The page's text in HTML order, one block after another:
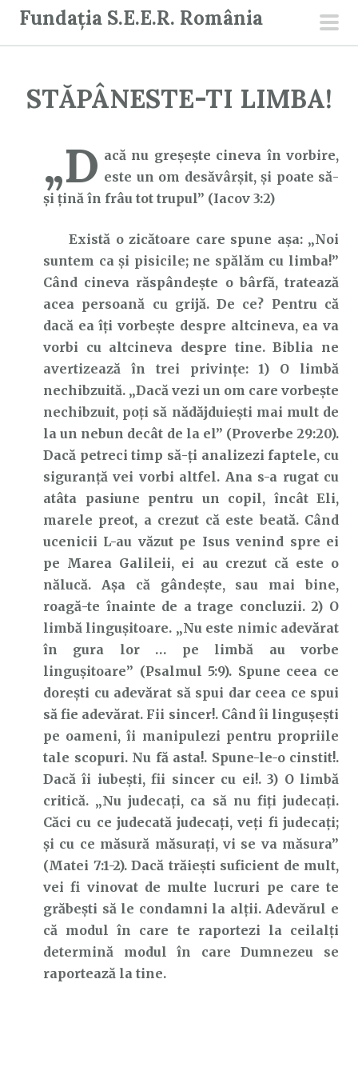
Fundația S.E.E.R. România
STĂPÂNESTE-TI LIMBA!
„D acă nu greşeşte cineva în vorbire,
este un om desăvârşit, şi poate să-
şi ţină în frâu tot trupul” (Iacov 3:2)
Există o zicătoare care spune așa: „Noi
suntem ca și pisicile; ne spălăm cu limba!”
Când cineva răspândește o bârfă, tratează
acea persoană cu grijă. De ce? Pentru că
dacă ea îți vorbește despre altcineva, ea va
vorbi cu altcineva despre tine. Biblia ne
avertizează în trei privințe: 1) O limbă
nechibzuită. „Dacă vezi un om care vorbeşte
nechibzuit, poţi să nădăjduieşti mai mult de
la un nebun decât de la el” (Proverbe 29:20).
Dacă petreci timp să-ți analizezi faptele, cu
siguranță vei vorbi altfel. Ana s-a rugat cu
atâta pasiune pentru un copil, încât Eli,
marele preot, a crezut că este beată. Când
ucenicii L-au văzut pe Isus venind spre ei
pe Marea Galileii, ei au crezut că este o
nălucă. Așa că gândește, sau mai bine,
roagă-te înainte de a trage concluzii. 2) O
limbă lingușitoare. „Nu este nimic adevărat
în gura lor … pe limbă au vorbe
linguşitoare” (Psalmul 5:9). Spune ceea ce
dorești cu adevărat să spui dar ceea ce spui
să fie adevărat. Fii sincer!. Când îi lingușești
pe oameni, îi manipulezi pentru propriile
tale scopuri. Nu fă asta!. Spune-le-o cinstit!.
Dacă îi iubești, fii sincer cu ei!. 3) O limbă
critică. „Nu judecaţi, ca să nu fiţi judecaţi.
Căci cu ce judecată judecaţi, veţi fi judecaţi;
şi cu ce măsură măsuraţi, vi se va măsura”
(Matei 7:1-2). Dacă trăiești suficient de mult,
vei fi vinovat de multe lucruri pe care te
grăbești să le condamni la alții. Adevărul e
că modul în care te raportezi la ceilalți
determină modul în care Dumnezeu se
raportează la tine.